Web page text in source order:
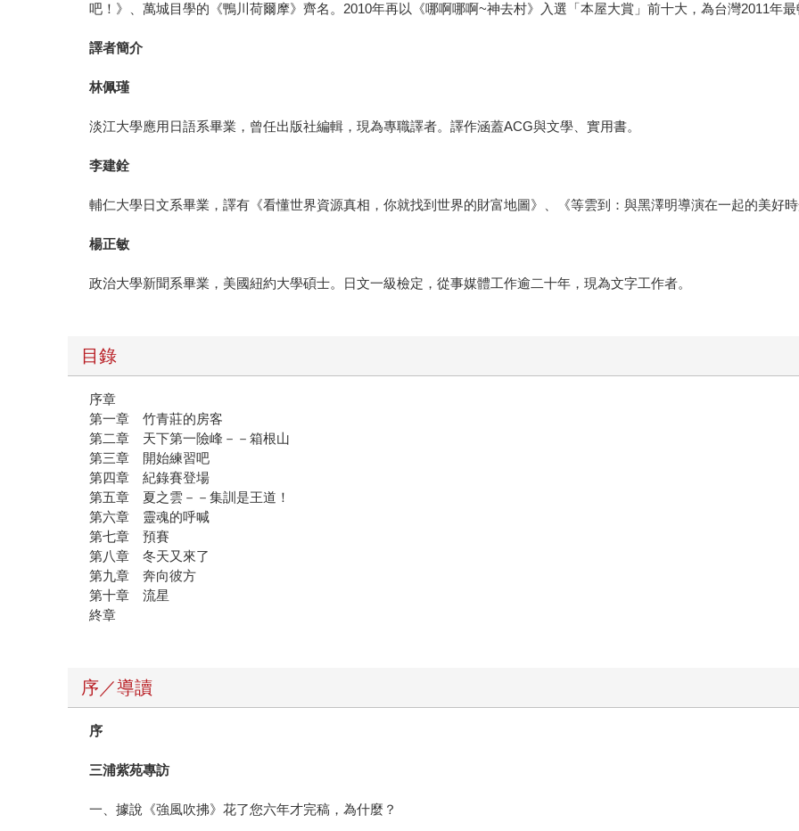
吧！》、萬城目學的《鴨川荷爾摩》齊名。2010年再以《哪啊哪啊~神去村》入選「本屋大賞」前十大，為台灣2011年最
譯者簡介
林佩瑾
淡江大學應用日語系畢業，曾任出版社編輯，現為專職譯者。譯作涵蓋ACG與文學、實用書。
李建銓
輔仁大學日文系畢業，譯有《看懂世界資源真相，你就找到世界的財富地圖》、《等雲到：與黑澤明導演在一起的美好
楊正敏
政治大學新聞系畢業，美國紐約大學碩士。日文一級檢定，從事媒體工作逾二十年，現為文字工作者。
目錄
序章
第一章 竹青莊的房客
第二章 天下第一險峰－－箱根山
第三章 開始練習吧
第四章 紀錄賽登場
第五章 夏之雲－－集訓是王道！
第六章 靈魂的呼喊
第七章 預賽
第八章 冬天又來了
第九章 奔向彼方
第十章 流星
終章
序／導讀
序
三浦紫苑專訪
一、據說《強風吹拂》花了您六年才完稿，為什麼？